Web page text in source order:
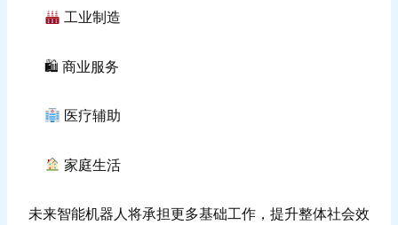
工业制造
🛍 商业服务
医疗辅助
家庭生活
未来智能机器人将承担更多基础工作，提升整体社会效